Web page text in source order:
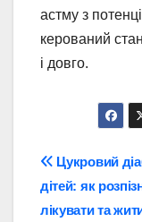
астму з
керований
і довго.
Цукровий
дітей: як
лікувати та